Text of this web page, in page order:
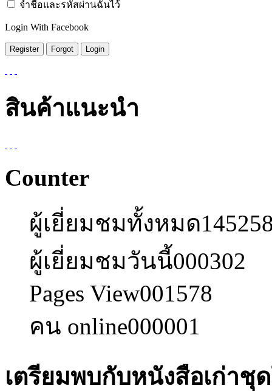
จำชื่อและรหัสผ่านฉันไว้
Login With Facebook
สินค้าแนะนำ
Counter
ผู้เยี่ยมชมทั้งหมด
ผู้เยี่ยมชมวันนี้000302
Pages View001578
คน online000001
เตรียมพบกับหนังสือเก่าชุ